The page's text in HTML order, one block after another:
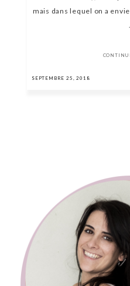
mais dans lequel on a
SEPTEMBRE 25, 2018